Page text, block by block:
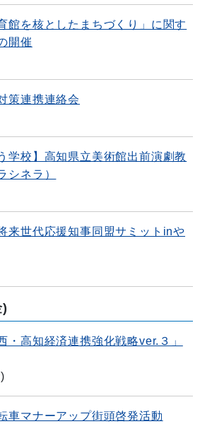
館を核としたまちづくり」に関す
開催
策連携連絡会
学校】高知県立美術館出前演劇教
シネラ）
来世代応援知事同盟サミットinや
・高知経済連携強化戦略ver.３」
)
車マナーアップ街頭啓発活動